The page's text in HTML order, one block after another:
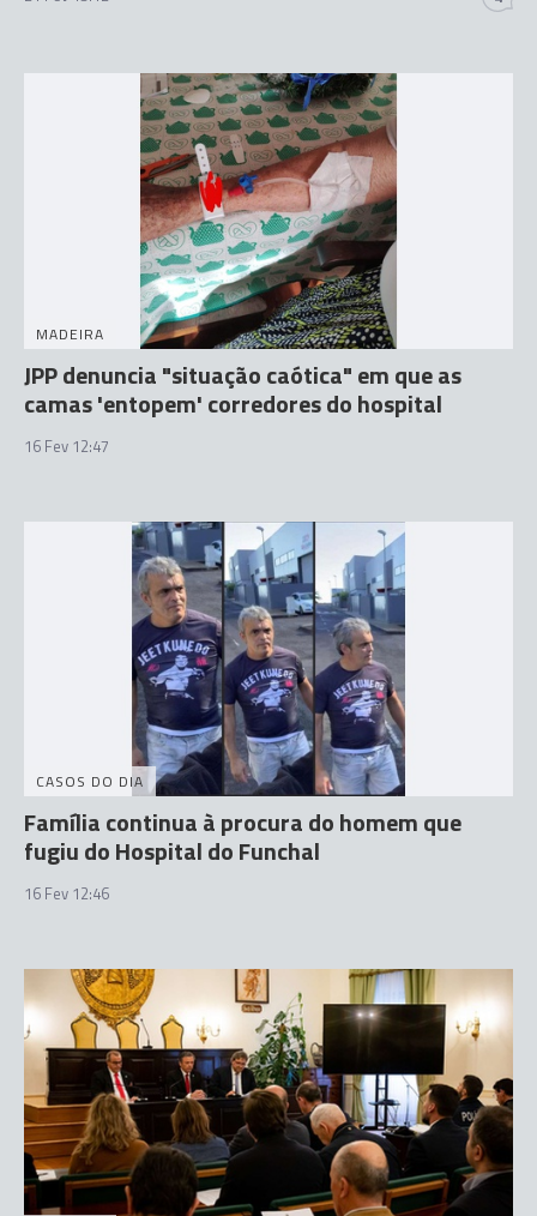
MADEIRA
JPP denuncia "situação caótica" em que as
camas 'entopem' corredores do hospital
16 Fev 12:47
CASOS DO DIA
Família continua à procura do homem que
fugiu do Hospital do Funchal
16 Fev 12:46